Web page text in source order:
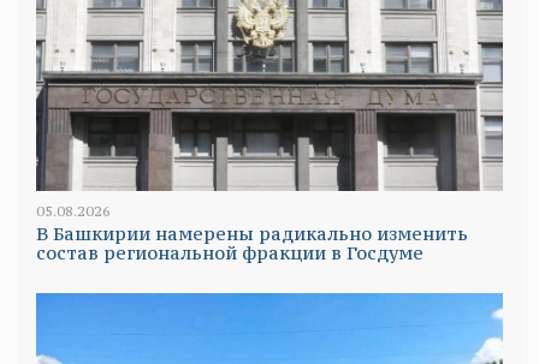
05.08.2026
В Башкирии намерены радикально изменить
состав региональной фракции в Госдуме